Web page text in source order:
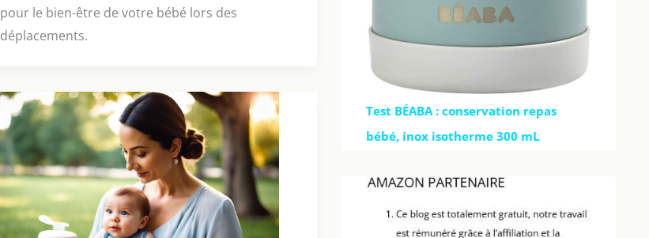
pour le bien-être de votre bébé lors des
déplacements.
Test BÉABA : conservation repas
bébé, inox isotherme 300 mL